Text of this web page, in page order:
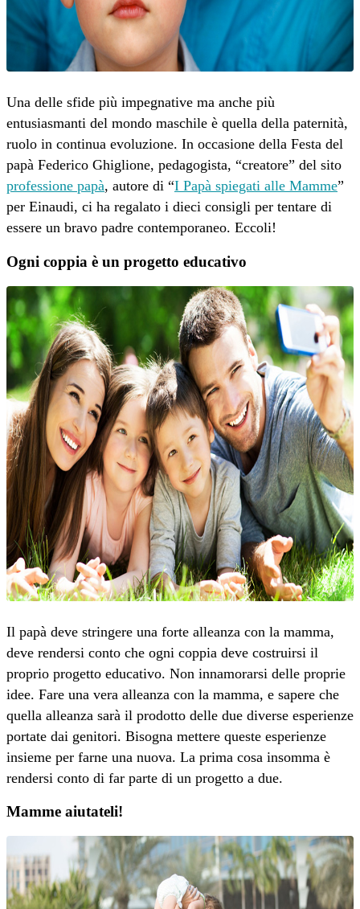
Una delle sfide più impegnative ma anche più
entusiasmanti del mondo maschile è quella della paternità,
ruolo in continua evoluzione. In occasione della Festa del
papà Federico Ghiglione, pedagogista, “creatore” del sito
professione papà, autore di “I Papà spiegati alle Mamme”
per Einaudi, ci ha regalato i dieci consigli per tentare di
essere un bravo padre contemporaneo. Eccoli!
Ogni coppia è un progetto educativo
Il papà deve stringere una forte alleanza con la mamma,
deve rendersi conto che ogni coppia deve costruirsi il
proprio progetto educativo. Non innamorarsi delle proprie
idee. Fare una vera alleanza con la mamma, e sapere che
quella alleanza sarà il prodotto delle due diverse esperienze
portate dai genitori. Bisogna mettere queste esperienze
insieme per farne una nuova. La prima cosa insomma è
rendersi conto di far parte di un progetto a due.
Mamme aiutateli!